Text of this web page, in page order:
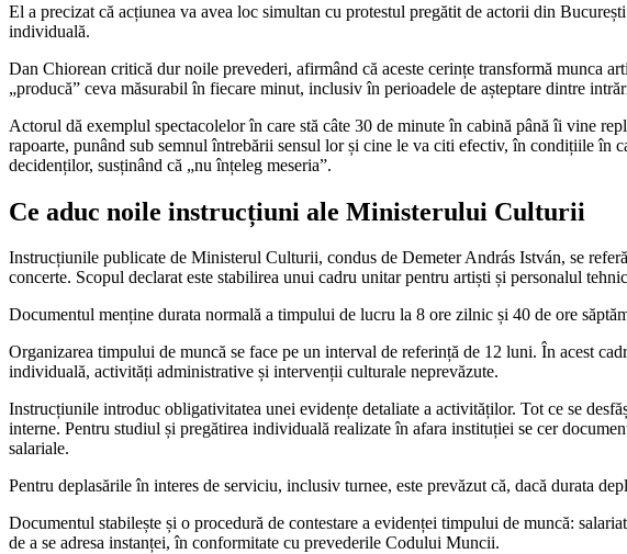
El a precizat că acțiunea va avea loc simultan cu protestul pregătit de actorii din
individuală.
Dan Chiorean critică dur noile prevederi, afirmând că aceste cerințe transformă munca
„producă” ceva măsurabil în fiecare minut, inclusiv în perioadele de așteptare dintre
Actorul dă exemplul spectacolelor în care stă câte 30 de minute în cabină până îi vine
rapoarte, punând sub semnul întrebării sensul lor și cine le va citi efectiv, în condițiile în
decidenților, susținând că „nu înțeleg meseria”.
Ce aduc noile instrucțiuni ale Ministerului Culturii
Instrucțiunile publicate de Ministerul Culturii, condus de Demeter András István, se
concerte. Scopul declarat este stabilirea unui cadru unitar pentru artiști și personalul
Documentul menține durata normală a timpului de lucru la 8 ore zilnic și 40 de ore
Organizarea timpului de muncă se face pe un interval de referință de 12 luni. În acest
individuală, activități administrative și intervenții culturale neprevăzute.
Instrucțiunile introduc obligativitatea unei evidențe detaliate a activităților. Tot ce se
interne. Pentru studiul și pregătirea individuală realizate în afara instituției se cer
salariale.
Pentru deplasările în interes de serviciu, inclusiv turnee, este prevăzut că, dacă durata
Documentul stabilește și o procedură de contestare a evidenței timpului de muncă:
de a se adresa instanței, în conformitate cu prevederile Codului Muncii.